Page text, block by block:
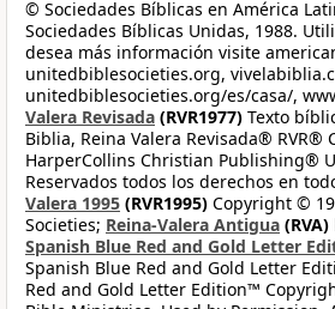
© Sociedades Bíblicas en América
Sociedades Bíblicas Unidas, 1988.
desea más información visite
unitedbiblesocieties.org,
unitedbiblesocieties.org/es/casa/,
Valera Revisada (RVR1977) Texto
Biblia, Reina Valera Revisada®
HarperCollins Christian Publishing®
Reservados todos los derechos en
Valera 1995 (RVR1995) Copyright ©
Societies; Reina-Valera Antigua (RVA)
Spanish Blue Red and Gold Letter
Spanish Blue Red and Gold Letter
Red and Gold Letter Edition™